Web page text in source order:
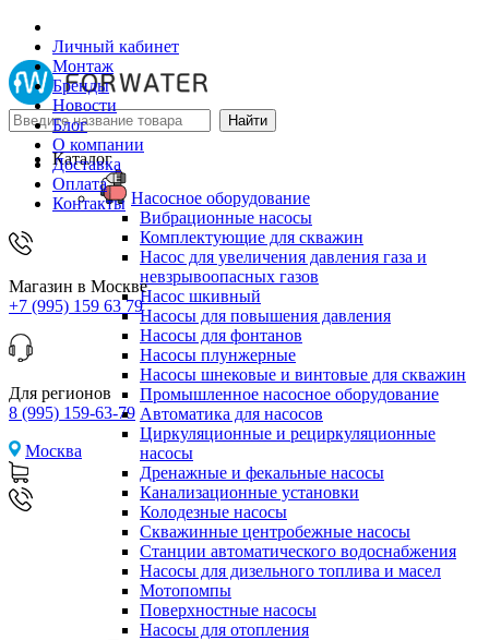
Личный кабинет
Монтаж
Бренды
Новости
Блог
О компании
Доставка
Оплата
Контакты
Магазин в Москве
+7 (995) 159 63 79
Для регионов
8 (995) 159-63-79
Москва
Каталог
Насосное оборудование
Вибрационные насосы
Комплектующие для скважин
Насос для увеличения давления газа и
невзрывоопасных газов
Насос шкивный
Насосы для повышения давления
Насосы для фонтанов
Насосы плунжерные
Насосы шнековые и винтовые для скважин
Промышленное насосное оборудование
Автоматика для насосов
Циркуляционные и рециркуляционные
насосы
Дренажные и фекальные насосы
Канализационные установки
Колодезные насосы
Скважинные центробежные насосы
Станции автоматического водоснабжения
Насосы для дизельного топлива и масел
Мотопомпы
Поверхностные насосы
Насосы для отопления